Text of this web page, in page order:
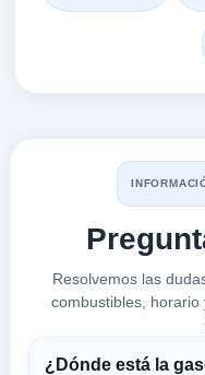
36311
REPSOL
Carretera Po-510 Km. 1,2
Resolvemos las
combustibles, horario
¿Dónde está la